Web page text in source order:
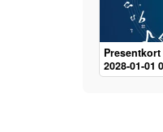
Presentkort
2028-01-01